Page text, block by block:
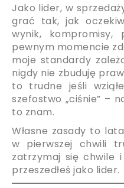
Jako lider, w
grać tak, jak
wynik,
pewnym momencie
moje standardy
nigdy nie zbuduję
to trudne jeśli
szefostwo „ciśnie” –
to znam.
Własne zasady to
w pierwszej chwili
zatrzymaj się chwile
przeszedłeś jako lider.